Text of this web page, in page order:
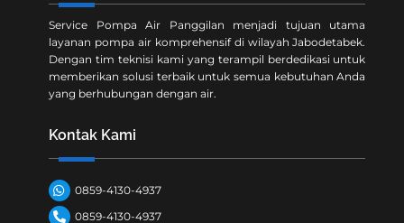
Service Pompa Air Panggilan menjadi tujuan utama
layanan pompa air komprehensif di wilayah Jabodetabek.
Dengan tim teknisi kami yang terampil berdedikasi untuk
memberikan solusi terbaik untuk semua kebutuhan Anda
yang berhubungan dengan air.
Kontak Kami
0859-4130-4937
0859-4130-4937